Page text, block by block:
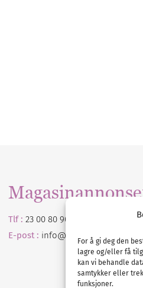
For å gi deg den
lagre og/eller få
kan vi behandle
samtykker eller
funksjoner.
Tlf : 23 00 80 90
E-post : info@ nordicbridalmedia